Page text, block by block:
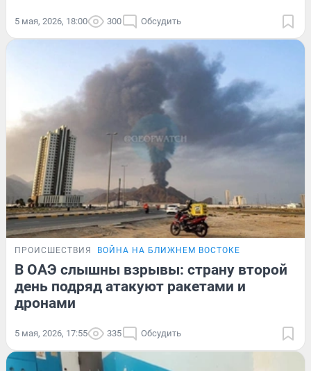
5 мая, 2026, 18:00 300 Обсудить
ПРОИСШЕСТВИЯ ВОЙНА НА БЛИЖНЕМ ВОСТОКЕ
В ОАЭ слышны взрывы: страну второй
день подряд атакуют ракетами и
дронами
5 мая, 2026, 17:55 335 Обсудить